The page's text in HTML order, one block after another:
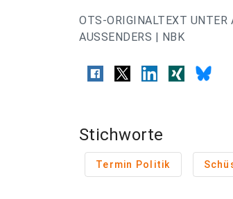
OTS-ORIGINALTEXT UNTER
AUSSENDERS | NBK
Stichworte
Termin Politik